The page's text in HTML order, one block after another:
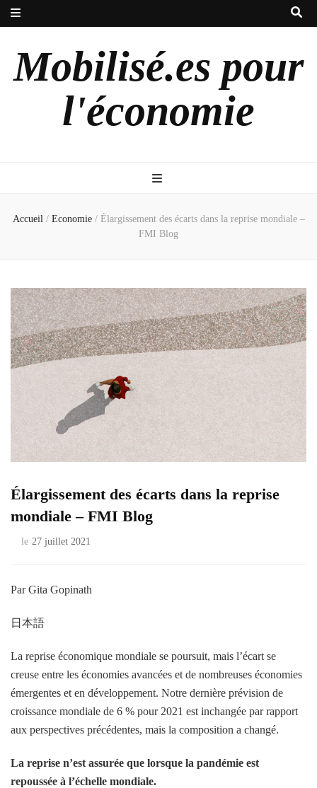
Mobilisé.es pour
l'économie
Accueil / Economie / Élargissement des écarts dans la reprise mondiale –
FMI Blog
Élargissement des écarts dans la reprise
mondiale – FMI Blog
le 27 juillet 2021
Par Gita Gopinath
日本語
La reprise économique mondiale se poursuit, mais l’écart se
creuse entre les économies avancées et de nombreuses économies
émergentes et en développement. Notre dernière prévision de
croissance mondiale de 6 % pour 2021 est inchangée par rapport
aux perspectives précédentes, mais la composition a changé.
La reprise n’est assurée que lorsque la pandémie est
repoussée à l’échelle mondiale.